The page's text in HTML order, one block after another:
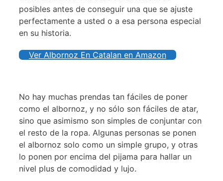
posibles antes de conseguir una que se ajuste
perfectamente a usted o a esa persona especial
en su historia.
Ver Albornoz En Catalan en Amazon
No hay muchas prendas tan fáciles de poner
como el albornoz, y no sólo son fáciles de atar,
sino que asimismo son simples de conjuntar con
el resto de la ropa. Algunas personas se ponen
el albornoz solo como un simple grupo, y otras
lo ponen por encima del pijama para hallar un
nivel plus de comodidad y lujo.